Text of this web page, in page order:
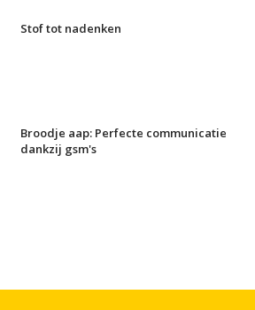
Podcast
Stof tot nadenken
Broodje aap: Perfecte communicatie
dankzij gsm's